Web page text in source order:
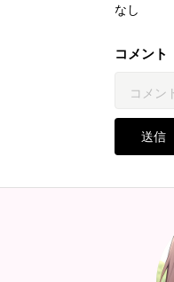
なし
コメント
送信